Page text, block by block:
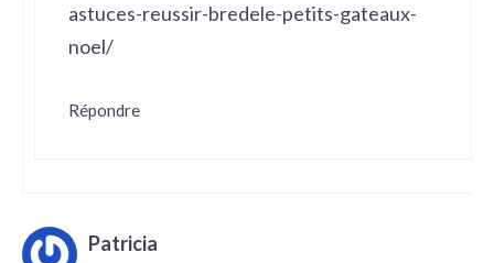
astuces-reussir-bredele-petits-gateaux-
noel/
Répondre
Patricia